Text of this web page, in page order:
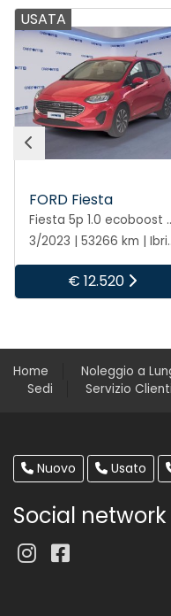
USATA
FORD Fiesta
Fiesta 5p 1.0
3/2023 |
€ 12.520
Home Noleggio a
Sedi
Servizio Clienti
Nuovo Usato
Social network